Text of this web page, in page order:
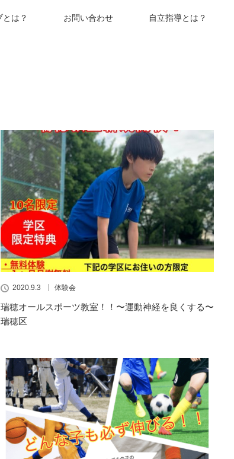
は？ お問い合わせ 自立指導とは？
2020.9.3 体験会
瑞穂オールスポーツ教室！！〜運動神経を良くする〜
瑞穂区